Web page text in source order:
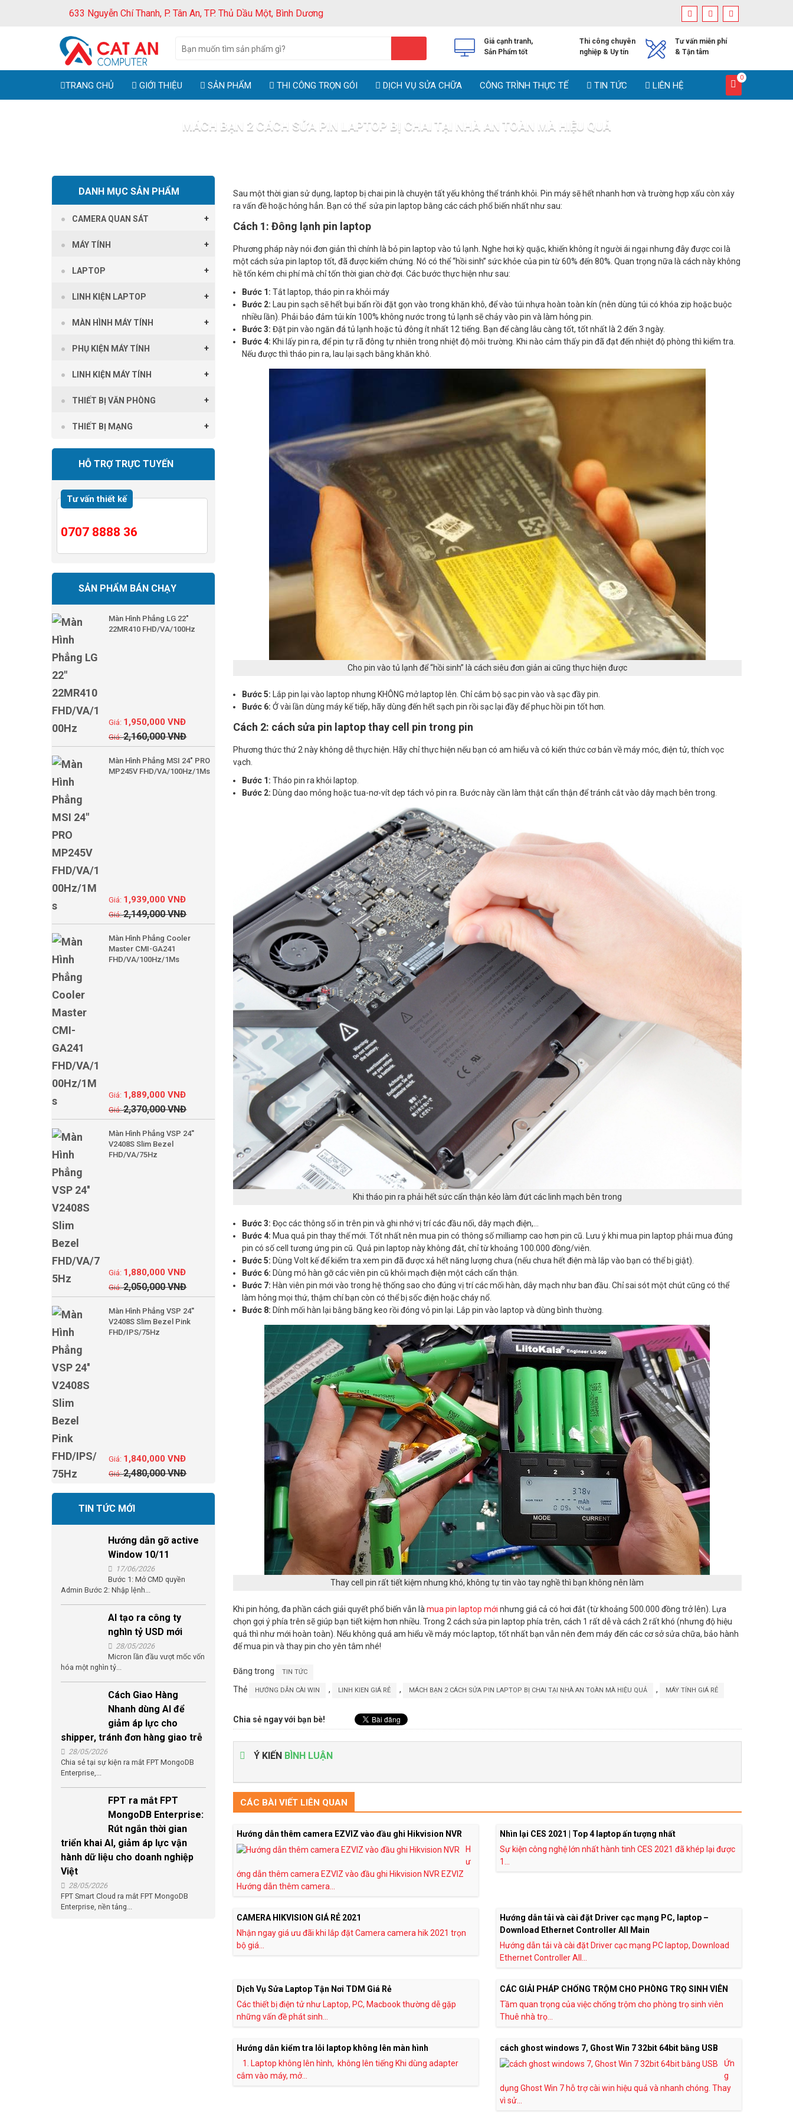
633 Nguyễn Chí Thanh, P. Tân An, TP. Thủ Dầu Một, Bình Dương
Giá cạnh tranh,
Sản Phẩm tốt
Thi công chuyên
nghiệp & Uy tín
Tư vấn miễn phí
& Tận tâm
TRANG CHỦ GIỚI THIỆU SẢN PHẨM THI CÔNG TRỌN GÓI DỊCH VỤ SỬA CHỮA CÔNG TRÌNH THỰC TẾ TIN TỨC LIÊN HỆ
0
MÁCH BẠN 2 CÁCH SỬA PIN LAPTOP BỊ CHAI TẠI NHÀ AN TOÀN MÀ HIỆU QUẢ
Sau một thời gian sử dụng, laptop bị chai pin là chuyện tất yếu không thể tránh khỏi. Pin máy sẽ hết nhanh hơn và trường hợp xấu còn xảy
ra vấn đề hoặc hỏng hẳn. Bạn có thể sửa pin laptop bằng các cách phổ biến nhất như sau:
Cách 1: Đông lạnh pin laptop
Phương pháp này nói đơn giản thì chính là bỏ pin laptop vào tủ lạnh. Nghe hơi kỳ quặc, khiến không ít người ái ngại nhưng đây được coi là
một cách sửa pin laptop tốt, đã được kiểm chứng. Nó có thể “hồi sinh” sức khỏe của pin từ 60% đến 80%. Quan trọng nữa là cách này không
hề tốn kém chi phí mà chỉ tốn thời gian chờ đợi. Các bước thực hiện như sau:
Bước 1: Tắt laptop, tháo pin ra khỏi máy
Bước 2:
Lau pin sạch sẽ hết bụi bẩn rồi đặt gọn vào trong khăn khô, để vào túi nhựa hoàn toàn kín (nên dùng túi có khóa zip hoặc buộc
nhiều lần). Phải bảo đảm túi kín 100% không nước trong tủ lạnh sẽ chảy vào pin và làm hỏng pin.
Bước 3: Đặt pin vào ngăn đá tủ lạnh hoặc tủ đông ít nhất 12 tiếng. Bạn để càng lâu càng tốt, tốt nhất là 2 đến 3 ngày.
Bước 4: Khi lấy pin ra, để pin tự rã đông tự nhiên trong nhiệt độ môi trường. Khi nào cảm thấy pin đã đạt đến nhiệt độ phòng thì kiểm tra.
Nếu được thì tháo pin ra, lau lại sạch bằng khăn khô.
Cho pin vào tủ lạnh để “hồi sinh” là cách siêu đơn giản ai cũng thực hiện được
Bước 5: Lắp pin lại vào laptop nhưng KHÔNG mở laptop lên. Chỉ cắm bộ sạc pin vào và sạc đầy pin.
Bước 6: Ở vài lần dùng máy kế tiếp, hãy dùng đến hết sạch pin rồi sạc lại đầy để phục hồi pin tốt hơn.
Cách 2: cách sửa pin laptop thay cell pin trong pin
Phương thức thứ 2 này không dễ thực hiện. Hãy chỉ thực hiện nếu bạn có am hiểu và có kiến thức cơ bản về máy móc, điện tử, thích vọc
vạch.
Bước 1: Tháo pin ra khỏi laptop.
Bước 2: Dùng dao mỏng hoặc tua-nơ-vít dẹp tách vỏ pin ra. Bước này cần làm thật cẩn thận để tránh cắt vào dây mạch bên trong.
Khi tháo pin ra phải hết sức cẩn thận kẻo làm đứt các linh mạch bên trong
Bước 3: Đọc các thông số in trên pin và ghi nhớ vị trí các đầu nối, dây mạch điện,…
Bước 4: Mua quả pin thay thế mới. Tốt nhất nên mua pin có thông số milliamp cao hơn pin cũ. Lưu ý khi mua pin laptop phải mua đúng
pin có số cell tương ứng pin cũ. Quả pin laptop này không đắt, chỉ từ khoảng 100.000 đồng/viên.
Bước 5: Dùng Volt kế để kiểm tra xem pin đã được xả hết năng lượng chưa (nếu chưa hết điện mà lắp vào bạn có thể bị giật).
Bước 6: Dùng mỏ hàn gỡ các viên pin cũ khỏi mạch điện một cách cẩn thận.
Bước 7: Hàn viên pin mới vào trong hệ thống sao cho đúng vị trí các mối hàn, dây mạch như ban đầu. Chỉ sai sót một chút cũng có thể
làm hỏng mọi thứ, thậm chí bạn còn có thể bị sốc điện hoặc cháy nổ.
Bước 8: Dính mối hàn lại bằng băng keo rồi đóng vỏ pin lại. Lắp pin vào laptop và dùng bình thường.
Thay cell pin rất tiết kiệm nhưng khó, không tự tin vào tay nghề thì bạn không nên làm
Khi pin hỏng, đa phần cách giải quyết phổ biến vẫn là mua pin laptop mới nhưng giá cả có hơi đắt (từ khoảng 500.000 đồng trở lên). Lựa
chọn gợi ý phía trên sẽ giúp bạn tiết kiệm hơn nhiều. Trong 2 cách sửa pin laptop phía trên, cách 1 rất dễ và cách 2 rất khó (nhưng độ hiệu
quả thì như mới hoàn toàn). Nếu không quá am hiểu về máy móc laptop, tốt nhất bạn vẫn nên đem máy đến các cơ sở sửa chữa, bảo hành
để mua pin và thay pin cho yên tâm nhé!
Đăng trong TIN TỨC
Thẻ HƯỚNG DẪN CÀI WIN , LINH KIEN GIÁ RẺ , MÁCH BẠN 2 CÁCH SỬA PIN LAPTOP BỊ CHAI TẠI NHÀ AN TOÀN MÀ HIỆU QUẢ , MÁY TÍNH GIÁ RẺ
Chia sẻ ngay với bạn bè!
Ý KIẾN BÌNH LUẬN
CÁC BÀI VIẾT LIÊN QUAN
Hướng dẫn thêm camera EZVIZ vào đầu ghi Hikvision NVR
H
ư
ớng dẫn thêm camera EZVIZ vào đầu ghi Hikvision NVR EZVIZ
Hướng dẫn thêm camera...
Nhìn lại CES 2021 | Top 4 laptop ấn tượng nhất
Sự kiện công nghệ lớn nhất hành tinh CES 2021 đã khép lại được
1...
CAMERA HIKVISION GIÁ RẺ 2021
Nhận ngay giá ưu đãi khi lắp đặt Camera camera hik 2021 trọn
bộ giá...
Hướng dẫn tải và cài đặt Driver cạc mạng PC, laptop –
Download Ethernet Controller All Main
Hướng dẫn tải và cài đặt Driver cạc mạng PC laptop, Download
Ethernet Controller All...
Dịch Vụ Sửa Laptop Tận Nơi TDM Giá Rẻ
Các thiết bị điện tử như Laptop, PC, Macbook thường dễ gặp
những vấn đề phát sinh...
CÁC GIẢI PHÁP CHỐNG TRỘM CHO PHÒNG TRỌ SINH VIÊN
Tầm quan trọng của việc chống trộm cho phòng trọ sinh viên
Thuê nhà trọ...
Hướng dẫn kiểm tra lỗi laptop không lên màn hình
1. Laptop không lên hình, không lên tiếng Khi dùng adapter
cắm vào máy, mở...
cách ghost windows 7, Ghost Win 7 32bit 64bit bằng USB
Ứn
g
dụng Ghost Win 7 hỗ trợ cài win hiệu quả và nhanh chóng. Thay
vì sử...
DANH MỤC SẢN PHẨM
CAMERA QUAN SÁT
MÁY TÍNH
LAPTOP
LINH KIỆN LAPTOP
MÀN HÌNH MÁY TÍNH
PHỤ KIỆN MÁY TÍNH
LINH KIỆN MÁY TÍNH
THIẾT BỊ VĂN PHÒNG
THIẾT BỊ MẠNG
HỖ TRỢ TRỰC TUYẾN
Tư vấn thiết kế
0707 8888 36
SẢN PHẨM BÁN CHẠY
Màn Hình Phẳng LG 22"
22MR410 FHD/VA/100Hz
2,160,000VNĐ
1,950,000VNĐ
Màn Hình Phẳng MSI 24" PRO
MP245V FHD/VA/100Hz/1Ms
2,149,000VNĐ
1,939,000VNĐ
Màn Hình Phẳng Cooler
Master CMI-GA241
FHD/VA/100Hz/1Ms
2,370,000VNĐ
1,889,000VNĐ
Màn Hình Phẳng VSP 24''
V2408S Slim Bezel
FHD/VA/75Hz
2,050,000VNĐ
1,880,000VNĐ
Màn Hình Phẳng VSP 24''
V2408S Slim Bezel Pink
FHD/IPS/75Hz
2,480,000VNĐ
1,840,000VNĐ
TIN TỨC MỚI
Hướng dẫn gỡ active
Window 10/11
17/06/2026
Bước 1: Mở CMD quyền
Admin Bước 2: Nhập lệnh...
AI tạo ra công ty
nghìn tỷ USD mới
28/05/2026
Micron lần đầu vượt mốc vốn
hóa một nghìn tỷ...
Cách Giao Hàng
Nhanh dùng AI để
giảm áp lực cho
shipper, tránh đơn hàng giao trễ
28/05/2026
Chia sẻ tại sự kiện ra mắt FPT MongoDB
Enterprise,...
FPT ra mắt FPT
MongoDB Enterprise:
Rút ngắn thời gian
triển khai AI, giảm áp lực vận
hành dữ liệu cho doanh nghiệp
Việt
28/05/2026
FPT Smart Cloud ra mắt FPT MongoDB
Enterprise, nền tảng...